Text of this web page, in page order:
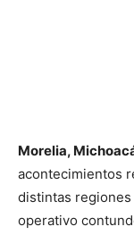
Morelia,
acontecimientos
distintas regiones
operativo